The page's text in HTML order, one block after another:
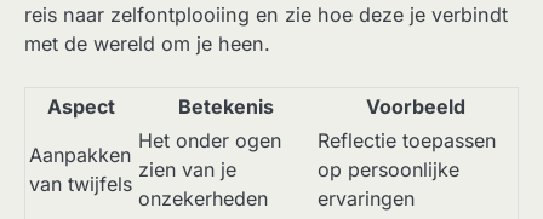
reis naar zelfontplooiing en zie hoe deze je verbindt
met de wereld om je heen.
Aspect Betekenis
Voorbeeld
Aanpakken
van twijfels
Het onder ogen
zien van je
onzekerheden
Reflectie toepassen
op persoonlijke
ervaringen